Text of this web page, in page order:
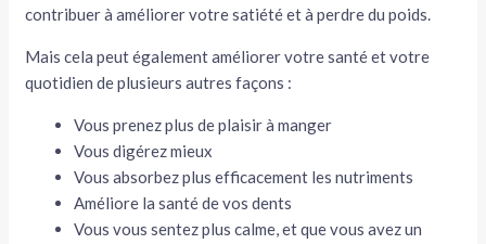
contribuer à améliorer votre satiété et à perdre du poids.
Mais cela peut également améliorer votre santé et votre
quotidien de plusieurs autres façons :
Vous prenez plus de plaisir à manger
Vous digérez mieux
Vous absorbez plus efficacement les nutriments
Améliore la santé de vos dents
Vous vous sentez plus calme, et que vous avez un